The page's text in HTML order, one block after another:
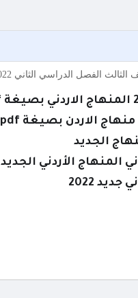
الأردني الجديد 2022
2022